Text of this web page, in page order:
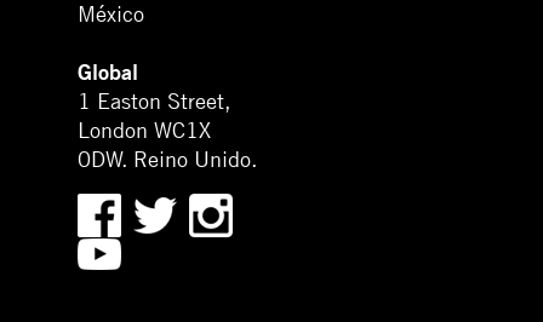
México
Global
1 Easton Street,
London WC1X
0DW. Reino Unido.